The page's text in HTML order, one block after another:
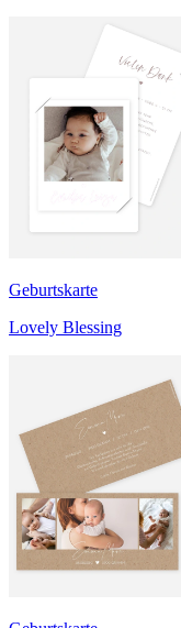
Geburtskarte
Lovely Blessing